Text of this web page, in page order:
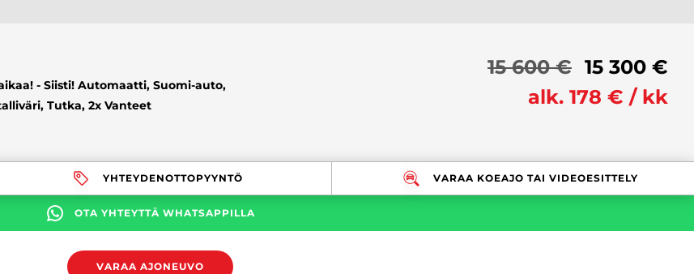
- Siisti! Automaatti, Suomi-auto,
Tutka, 2x Vanteet
15 600 € 15 300 €
alk. 178 € / kk
YHTEYDENOTTOPYYNTÖ VARAA KOEAJO TAI VIDEOESITTELY
OTA YHTEYTTÄ WHATSAPPILLA
VARAA AJONEUVO